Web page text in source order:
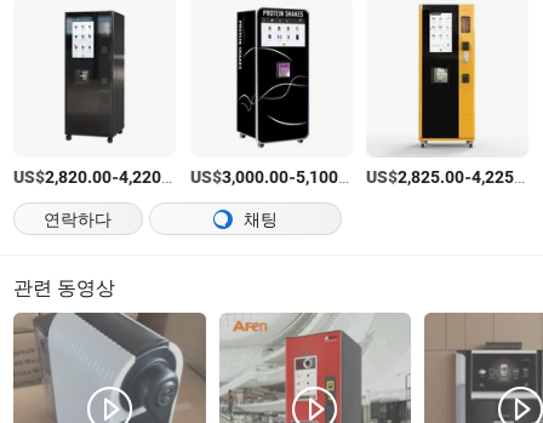
US$2,820.00-4,220.00 /상품
US$3,000.00-5,100.00 /상품
US$2,825.00-4,225.00
연락하다
채팅
관련 동영상